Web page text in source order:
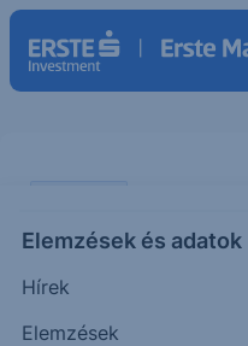
Elemzések és adatok
Hírek
Elemzések
OTP